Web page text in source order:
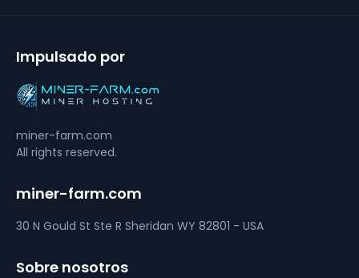
Impulsado por
miner-farm.com
All rights reserved.
miner-farm.com
30 N Gould St Ste R Sheridan WY 82801 - USA
Sobre nosotros